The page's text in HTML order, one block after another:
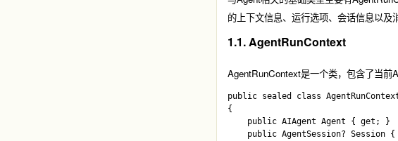
的上下文信息、运行选项、会话信息以及
1.1. AgentRunContext
AgentRunContext是一个类，包含了当前
public sealed class
{
    public AIAgent Agent { get; }
public AgentSession? Session {